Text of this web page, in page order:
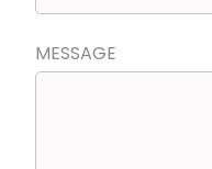
MESSAGE